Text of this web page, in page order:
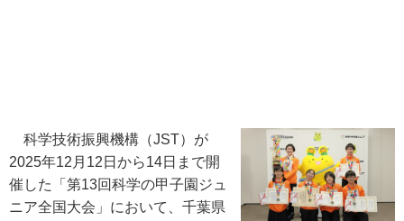
科学技術振興機構（JST）が
2025年12月12日から14日まで開
催した「第13回科学の甲子園ジュ
ニア全国大会」において、千葉県